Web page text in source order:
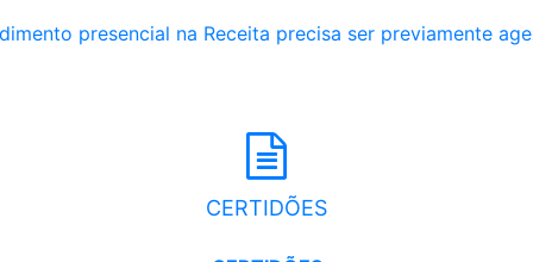
presencial na Receita precisa ser previamente
CERTIDÕES